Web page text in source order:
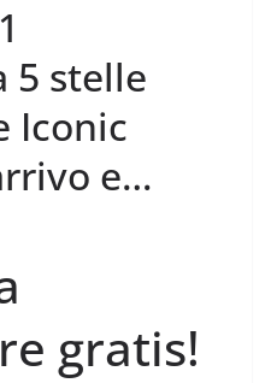
5 stelle
Iconic
e…
gratis!